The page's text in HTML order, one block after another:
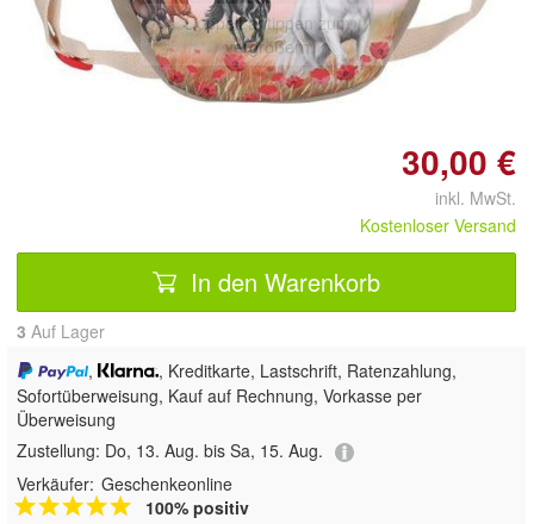
Doppelt antippen zum
vergrößern
30,00 €
inkl. MwSt.
Kostenloser Versand
In den Warenkorb
3 Auf Lager
,
, Kreditkarte, Lastschrift, Ratenzahlung,
Sofortüberweisung, Kauf auf Rechnung, Vorkasse per
Überweisung
Zustellung: Do, 13. Aug. bis Sa, 15. Aug.
Verkäufer: Geschenkeonline
100% positiv